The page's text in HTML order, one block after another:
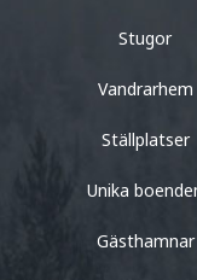
Stugor
Vandrarhem
Ställplatser
Unika
Gästhamnar